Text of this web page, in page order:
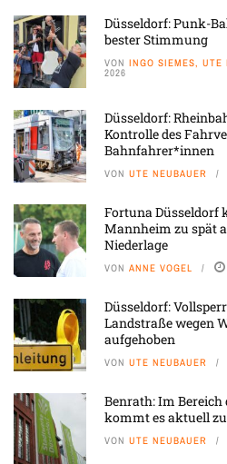
Düsseldorf: Punk-
bester Stimmung
VON INGO SIEMES, UTE
2026
Düsseldorf:
Kontrolle des
Bahnfahrer*innen
VON UTE NEUBAUER
Fortuna Düsseldorf
Mannheim zu spät
Niederlage
VON ANNE VOGEL
Düsseldorf:
Landstraße wegen
aufgehoben
VON UTE NEUBAUER
Benrath: Im Bereich
kommt es aktuell
VON UTE NEUBAUER